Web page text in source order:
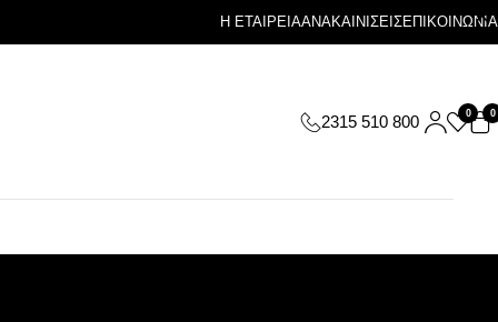
Η ΕΤΑΙΡΕΙΑΑΝΑΚΑΙΝΙΣΕΙΣΕΠΙΚΟΙΝΩΝΙΑ
2315 510 800 0 0